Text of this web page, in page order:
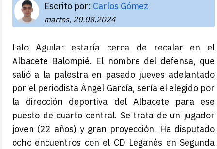
Escrito por: Carlos Gómez
martes, 20.08.2024
Lalo Aguilar estaría cerca de recalar en el
Albacete Balompié. El nombre del defensa, que
salió a la palestra en pasado jueves adelantado
por el periodista Ángel García, sería el elegido por
la dirección deportiva del Albacete para ese
puesto de cuarto central. Se trata de un jugador
joven (22 años) y gran proyección. Ha disputado
ocho encuentros con el CD Leganés en Segunda